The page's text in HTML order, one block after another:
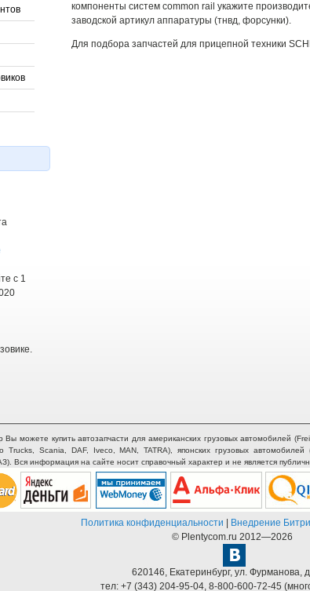
компоненты систем common rail укажите
заводской артикул аппаратуры (тнвд, форсунки).
Для подбора запчастей для прицепной техники
с 1
можете купить автозапчасти для американских грузовых автомобилей
Trucks, Scania, DAF, Iveco, MAN, TATRA), японских грузовых
Вся информация на сайте носит справочный характер и не является
Политика конфиденциальности Внедрение
© Plentycom.ru 2012—2026
620146, Екатеринбург, ул. Фурманова,
тел: +7 (343) 204-95-04, 8-800-600-72-45